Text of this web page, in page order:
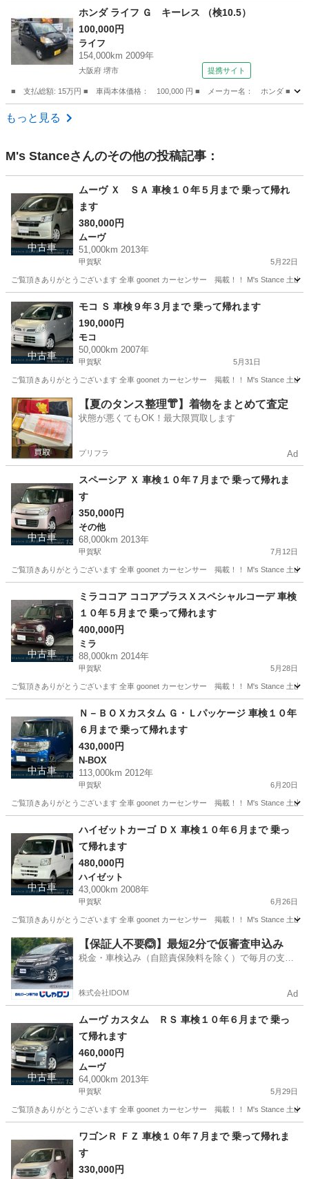
ステップワゴン
ホンダ ライフ Ｇ キーレス （検10.5）
100,000円
ライフ
154,000km 2009年
大阪府 堺市 提携サイト
■ 支払総額: 15万円 ■ 車両本体価格： 100,000 円 ■ メーカー名： ホンダ ■
大阪 堺市
もっと見る
M's Stanceさんのその他の投稿記事：
中古車
ムーヴ Ｘ ＳＡ 車検１０年５月まで 乗って帰れ
ます
380,000円
ムーヴ
51,000km 2013年
甲賀駅 5月22日
ご覧頂きありがとうございます 全車 goonet カーセンサー 掲載！！ M's Stance 土
滋賀 甲賀市 甲賀駅 ムーヴ
中古車
モコ Ｓ 車検９年３月まで 乗って帰れます
190,000円
モコ
50,000km 2007年
甲賀駅 5月31日
ご覧頂きありがとうございます 全車 goonet カーセンサー 掲載！！ M's Stance 土
滋賀 甲賀市 甲賀駅 モコ goonet
【夏のタンス整理👘】着物をまとめて査定
状態が悪くてもOK！最大限買取します
プリフラ Ad
中古車
スペーシア Ｘ 車検１０年７月まで 乗って帰れま
す
350,000円
その他
68,000km 2013年
甲賀駅 7月12日
ご覧頂きありがとうございます 全車 goonet カーセンサー 掲載！！ M's Stance 土
甲賀駅 スペーシア
中古車
ミラココア ココアプラスＸスペシャルコーデ 車検
１０年５月まで 乗って帰れます
400,000円
ミラ
88,000km 2014年
甲賀駅 5月28日
ご覧頂きありがとうございます 全車 goonet カーセンサー 掲載！！ M's Stance 土
甲賀駅 ミラ ココア
中古車
Ｎ－ＢＯＸカスタム Ｇ・Ｌパッケージ 車検１０年
６月まで 乗って帰れます
430,000円
N-BOX
113,000km 2012年
甲賀駅 6月20日
ご覧頂きありがとうございます 全車 goonet カーセンサー 掲載！！ M's Stance 土
甲賀駅 N-BOX goonet
中古車
ハイゼットカーゴ ＤＸ 車検１０年６月まで 乗っ
て帰れます
480,000円
ハイゼット
43,000km 2008年
甲賀駅 6月26日
ご覧頂きありがとうございます 全車 goonet カーセンサー 掲載！！ M's Stance 土
滋賀 甲賀市 甲賀駅 ハイゼット ハイゼットカーゴ
【保証人不要🙆】最短2分で仮審査申込み
税金・車検込み（自賠責保険料を除く）で毎月の支払
株式会社IDOM Ad
中古車
ムーヴ カスタム ＲＳ 車検１０年６月まで 乗っ
て帰れます
460,000円
ムーヴ
64,000km 2013年
甲賀駅 5月29日
ご覧頂きありがとうございます 全車 goonet カーセンサー 掲載！！ M's Stance 土
甲賀駅 ムーヴ goonet
ワゴンＲ ＦＺ 車検１０年７月まで 乗って帰れま
す
330,000円